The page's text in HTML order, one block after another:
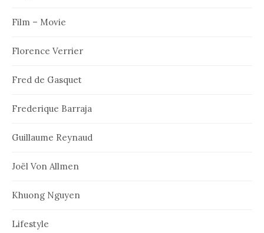
Film – Movie
Florence Verrier
Fred de Gasquet
Frederique Barraja
Guillaume Reynaud
Joël Von Allmen
Khuong Nguyen
Lifestyle